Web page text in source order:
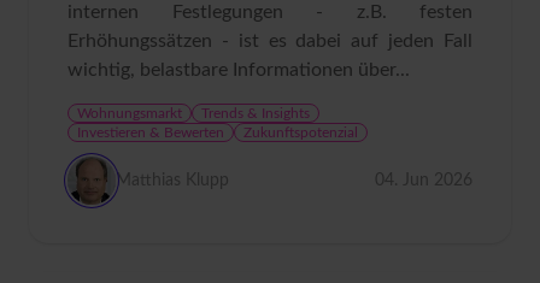
internen Festlegungen - z.B. festen
Erhöhungssätzen - ist es dabei auf jeden Fall
wichtig, belastbare Informationen über...
Wohnungsmarkt
Trends & Insights
Investieren & Bewerten
Zukunftspotenzial
Matthias Klupp 04. Jun 2026